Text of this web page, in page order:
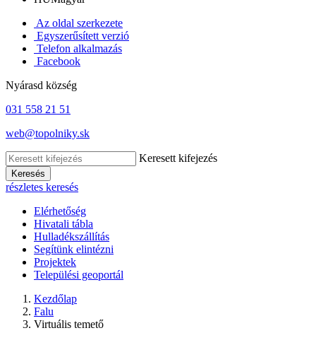
Az oldal szerkezete
Egyszerűsített verzió
Telefon alkalmazás
Facebook
Nyárasd község
031 558 21 51
web@topolniky.sk
Keresett kifejezés
Keresés
részletes keresés
Elérhetőség
Hivatali tábla
Hulladékszállítás
Segítünk elintézni
Projektek
Települési geoportál
Kezdőlap
Falu
Virtuális temető